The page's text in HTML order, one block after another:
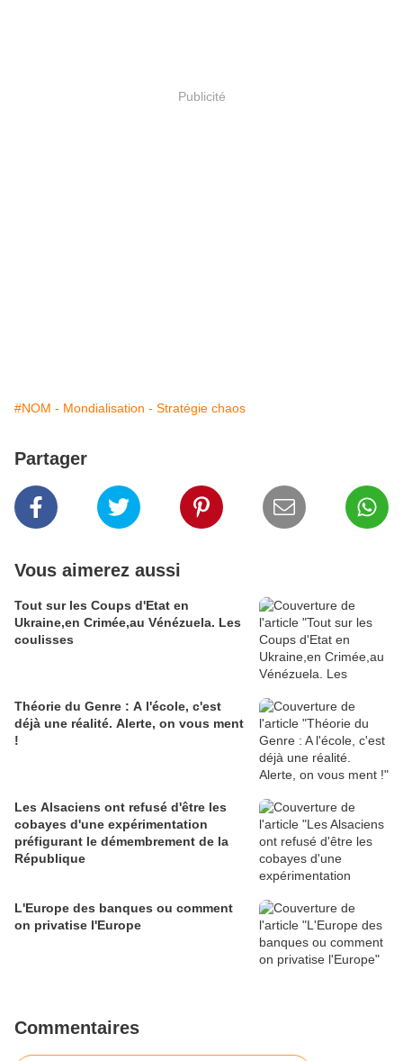
Publicité
#NOM - Mondialisation - Stratégie chaos
Partager
Vous aimerez aussi
Tout sur les Coups d'Etat en
Ukraine,en Crimée,au Vénézuela. Les
coulisses
Théorie du Genre : A l'école, c'est
déjà une réalité. Alerte, on vous ment
!
Les Alsaciens ont refusé d'être les
cobayes d'une expérimentation
préfigurant le démembrement de la
République
L'Europe des banques ou comment
on privatise l'Europe
Commentaires